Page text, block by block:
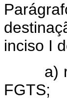
inciso I
a)
FGTS;